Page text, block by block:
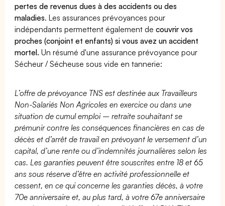
pertes de revenus dues à des accidents ou des
maladies. Les assurances prévoyances pour
indépendants permettent également decouvrir vos
proches (conjoint et enfants) si vous avez un accident
mortel. Un résumé d'une assurance prévoyance pour
Sécheur / Sécheuse sous vide en tannerie:
L’offre de prévoyance TNS est destinée aux Travailleurs
Non-Salariés Non Agricoles en exercice ou dans une
situation de cumul emploi – retraite souhaitant se
prémunir contre les conséquences financières en cas de
décès et d’arrêt de travail en prévoyant le versement d’un
capital, d’une rente ou d’indemnités journalières selon les
cas. Les garanties peuvent être souscrites entre 18 et 65
ans sous réserve d’être en activité professionnelle et
cessent, en ce qui concerne les garanties décès, à votre
70e anniversaire et, au plus tard, à votre 67e anniversaire